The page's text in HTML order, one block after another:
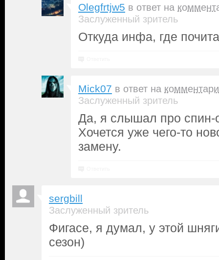
Olegfrtjw5 в ответ на
Заслуженный зритель
Откуда инфа, где
Mick07 в ответ на
Заслуженный зритель
Да, я слышал про
Хочется уже чего-то
замену.
sergbill
Заслуженный зритель
Фигасе, я думал, у этой
сезон)